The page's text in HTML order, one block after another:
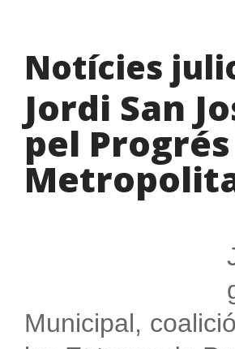
Notícies
Jordi San
pel
Municipal,